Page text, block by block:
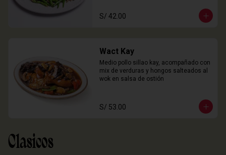
S/ 42.00
Wact Kay
Medio pollo sillao kay, acompañado con
mix de verduras y hongos salteados al
wok en salsa de ostión
S/ 53.00
Clasicos